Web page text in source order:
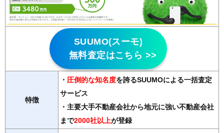
SUUMO(スーモ)
無料査定はこちら >>
特徴
・ 圧倒的な知名度を誇るSUUMOによる一括査定
サービス
・主要大手不動産会社から地元に強い不動産会社
まで2000社以上が登録